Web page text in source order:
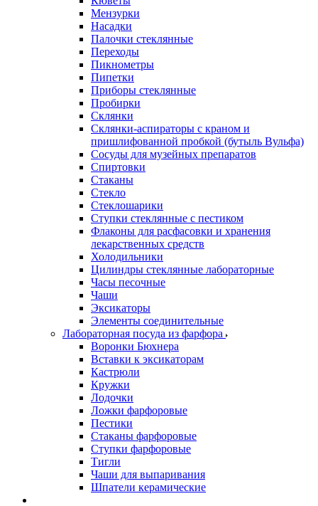
Мензурки
Насадки
Палочки стеклянные
Переходы
Пикнометры
Пипетки
Приборы стеклянные
Пробирки
Склянки
Склянки-аспираторы с краном и
пришлифованной пробкой (бутыль Вульфа)
Сосуды для музейных препаратов
Спиртовки
Стаканы
Стекло
Стеклошарики
Ступки стеклянные с пестиком
Флаконы для расфасовки и хранения
лекарственных средств
Холодильники
Цилиндры стеклянные лабораторные
Часы песочные
Чаши
Эксикаторы
Элементы соединительные
Лабораторная посуда из фарфора
Воронки Бюхнера
Вставки к эксикаторам
Кастрюли
Кружки
Лодочки
Ложки фарфоровые
Пестики
Стаканы фарфоровые
Ступки фарфоровые
Тигли
Чаши для выпаривания
Шпатели керамические